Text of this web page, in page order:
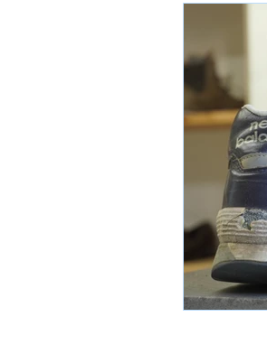
new balance
johnlobb
loewe